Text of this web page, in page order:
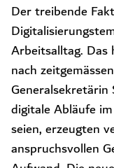
Der treibende
Arbeitsalltag.
nach
Generalsekretärin
digitale Abläufe
seien, erzeugten
anspruchsvollen